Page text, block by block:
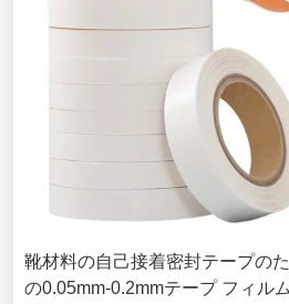
靴材料の自己接着密封テープの
の0.05mm-0.2mmテープ フィル